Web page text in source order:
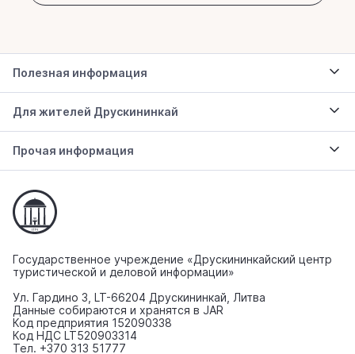
Полезная информация
Для жителей Друскининкай
Прочая информация
Государственное учреждение «Друскининкайский центр
туристической и деловой информации»
Ул. Гардино 3, LT-66204 Друскининкай, Литва
Данные собираются и хранятся в JAR
Код предприятия 152090338
Код НДС LT520903314
Тел. +370 313 51777